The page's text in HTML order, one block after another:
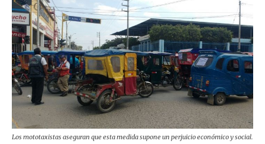
Los mototaxistas aseguran que esta medida supone un perjuicio económico y social.